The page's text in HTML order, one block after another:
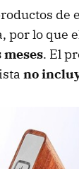
de
por lo que
meses. El
no